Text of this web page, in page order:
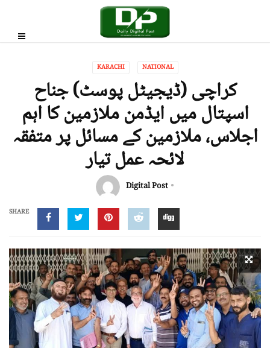
KARACHI NATIONAL
کراچی (ڈیجیٹل پوسٹ) جناح
اسپتال میں ایڈمن ملازمین کا اہم
اجلاس، ملازمین کے مسائل پر متفقہ
لائحہ عمل تیار
Digital Post
SHARE